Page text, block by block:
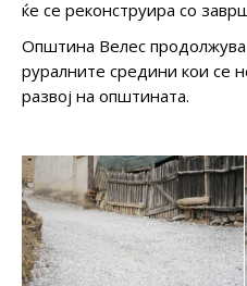
ќе се реконструира со
Општина Велес
руралните средини кои се
развој на општината.